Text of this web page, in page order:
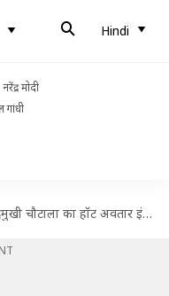
Hindi
नरेंद्र मोदी
गांधी
का हॉट अवतार इंटरनेट पर मचा रहा सनसनी, देखें तस्वीेरें